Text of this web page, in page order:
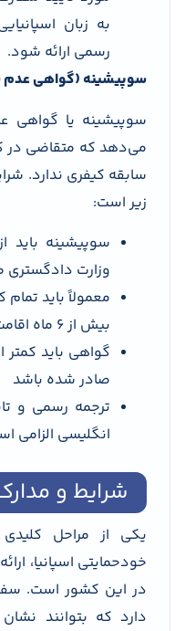
به زبان
رسمی ارائه شود.
سوپیشینه (گواهی عدم
سوپیشینه یا گواهی
می‌دهد که متقاضی در
سابقه کیفری ندارد.
زیر است:
سوپیشینه باید
وزارت
معمولاً باید
بیش از 6 ماه اقامت داشته است، ارائه شود
صادر شده باشد
ترجمه رسمی و
انگلیسی الزامی
شرایط و
یکی از مراحل
خودحمایتی اسپانیا،
در این کشور است.
دارد که بتوانند